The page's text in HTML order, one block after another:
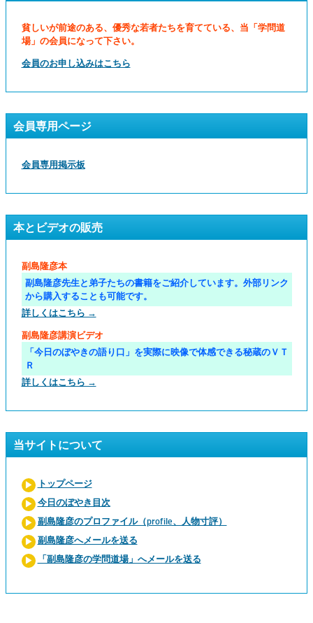
貧しいが前途のある、優秀な若者たちを育てている、当「学問道
場」の会員になって下さい。
会員のお申し込みはこちら
会員専用ページ
会員専用掲示板
本とビデオの販売
副島隆彦本
副島隆彦先生と弟子たちの書籍をご紹介しています。外部リンク
から購入することも可能です。
詳しくはこちら →
副島隆彦講演ビデオ
「今日のぼやきの語り口」を実際に映像で体感できる秘蔵のＶＴ
Ｒ
詳しくはこちら →
当サイトについて
トップページ
今日のぼやき目次
副島隆彦のプロファイル（profile、人物寸評）
副島隆彦へメールを送る
「副島隆彦の学問道場」へメールを送る